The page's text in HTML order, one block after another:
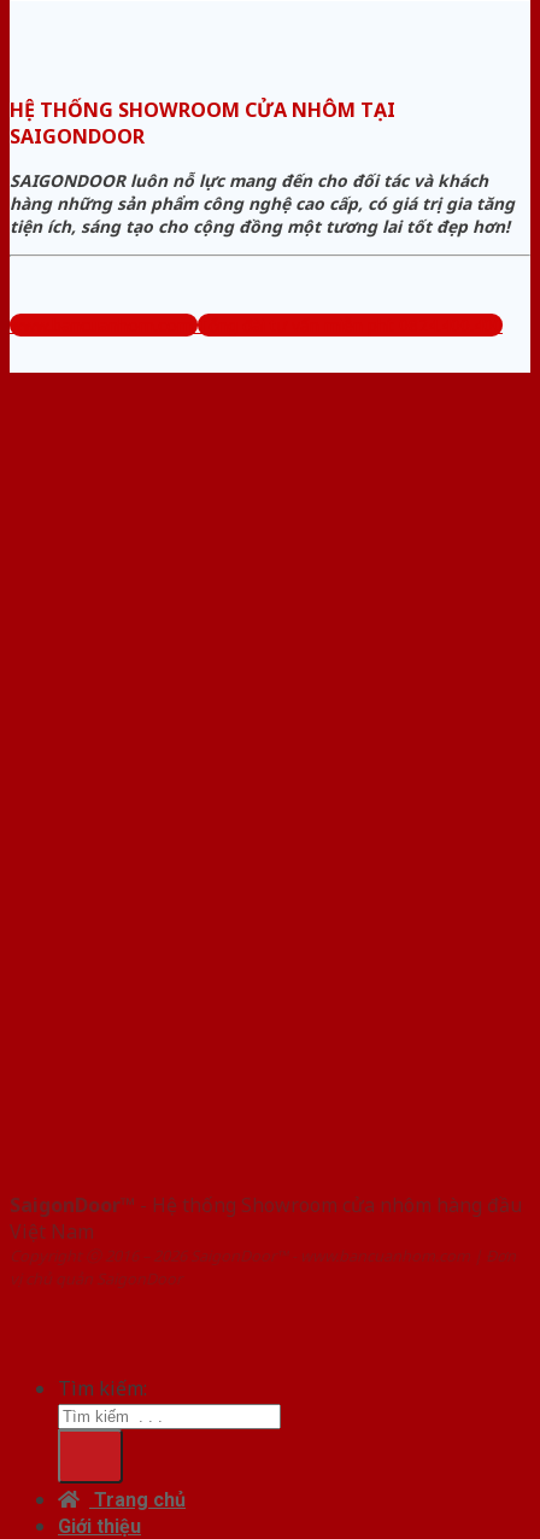
HỆ THỐNG SHOWROOM CỬA NHÔM TẠI
SAIGONDOOR
SAIGONDOOR luôn nỗ lực mang đến cho đối tác và khách
hàng những sản phẩm công nghệ cao cấp, có giá trị gia tăng
tiện ích, sáng tạo cho cộng đồng một tương lai tốt đẹp hơn!
www.bancuanhom.com Tổng đài tư vấn miễn phí: 0824.400.400
SaigonDoor™ - Hệ thống Showroom cửa nhôm hàng đầu
Việt Nam
Copyright ⓒ 2016 – 2026 SaigonDoor™ - www.bancuanhom.com | Đơn
vị chủ quản SaigonDoor
Tìm kiếm:
Trang chủ
Giới thiệu